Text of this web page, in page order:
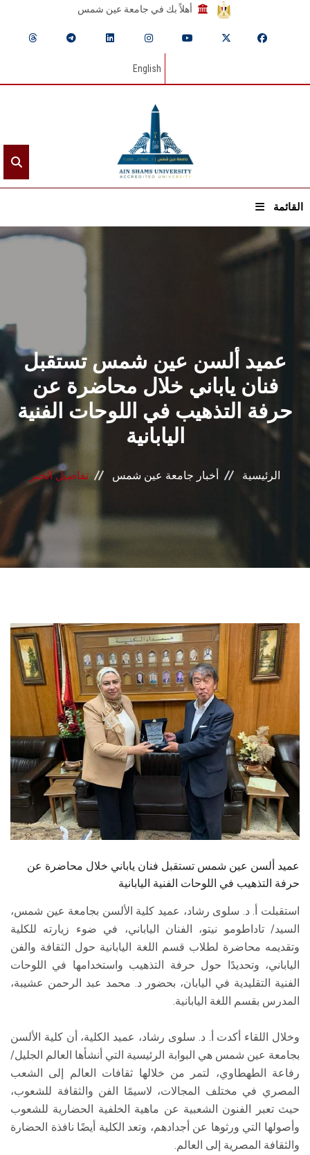
أهلاً بك في جامعة عين شمس
English
القائمة
القطاعـات
الشئون الأكاديمية
البحث العلمي
الرعاية الصحية
المراكز والوحدات
الأنظمة الذكية
الإعلام
الطلاب
هيئة التدريس
الدراسات العليا
الخريجين
الموظفون
الزائـرون
عميد ألسن عين شمس تستقبل
فنان ياباني خلال محاضرة عن
حرفة التذهيب في اللوحات الفنية
اليابانية
الرئيسية أخبار جامعة عين شمس تفاصيل الخبر
عميد ألسن عين شمس تستقبل فنان ياباني خلال محاضرة عن
حرفة التذهيب في اللوحات الفنية اليابانية
استقبلت أ. د. سلوى رشاد، عميد كلية الألسن بجامعة عين شمس،
السيد/ تاداطومو نيتو، الفنان الياباني، في ضوء زيارته للكلية
وتقديمه محاضرة لطلاب قسم اللغة اليابانية حول الثقافة والفن
الياباني، وتحديدًا حول حرفة التذهيب واستخدامها في اللوحات
الفنية التقليدية في اليابان، بحضور د. محمد عبد الرحمن عشيبة،
المدرس بقسم اللغة اليابانية.
وخلال اللقاء أكدت أ. د. سلوى رشاد، عميد الكلية، أن كلية الألسن
بجامعة عين شمس هي البوابة الرئيسية التي أنشأها العالم الجليل/
رفاعة الطهطاوي، لتمر من خلالها ثقافات العالم إلى الشعب
المصري في مختلف المجالات، لاسيمًا الفن والثقافة للشعوب،
حيث تعبر الفنون الشعبية عن ماهية الخلفية الحضارية للشعوب
وأصولها التي ورثوها عن أجدادهم، وتعد الكلية أيضًا نافذة الحضارة
والثقافة المصرية إلى العالم.